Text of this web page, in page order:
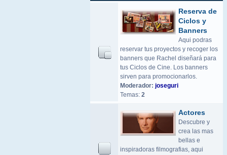
Reserva de
Ciclos y
Banners
Aqui podras
reservar tus proyectos y recoger los
banners que Rachel diseñará para
tus Ciclos de Cine. Los banners
sirven para promocionarlos.
Moderador: joseguri
Temas: 2
Actores
Descubre y
crea las mas
bellas e
inspiradoras filmografias, aqui